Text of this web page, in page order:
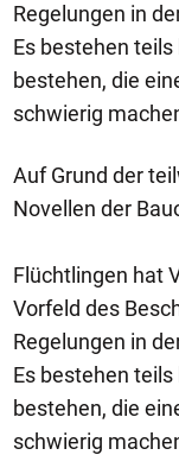
Regelungen in
Es bestehen
bestehen, die
schwierig
Auf Grund der
Novellen der
Flüchtlingen hat
Vorfeld des
Regelungen in
Es bestehen
bestehen, die
schwierig